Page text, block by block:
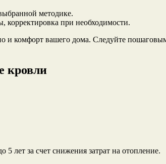
методике.
корректировка при необходимости.
и комфорт вашего дома. Следуйте
кровли
лет за счет снижения затрат на отопление.